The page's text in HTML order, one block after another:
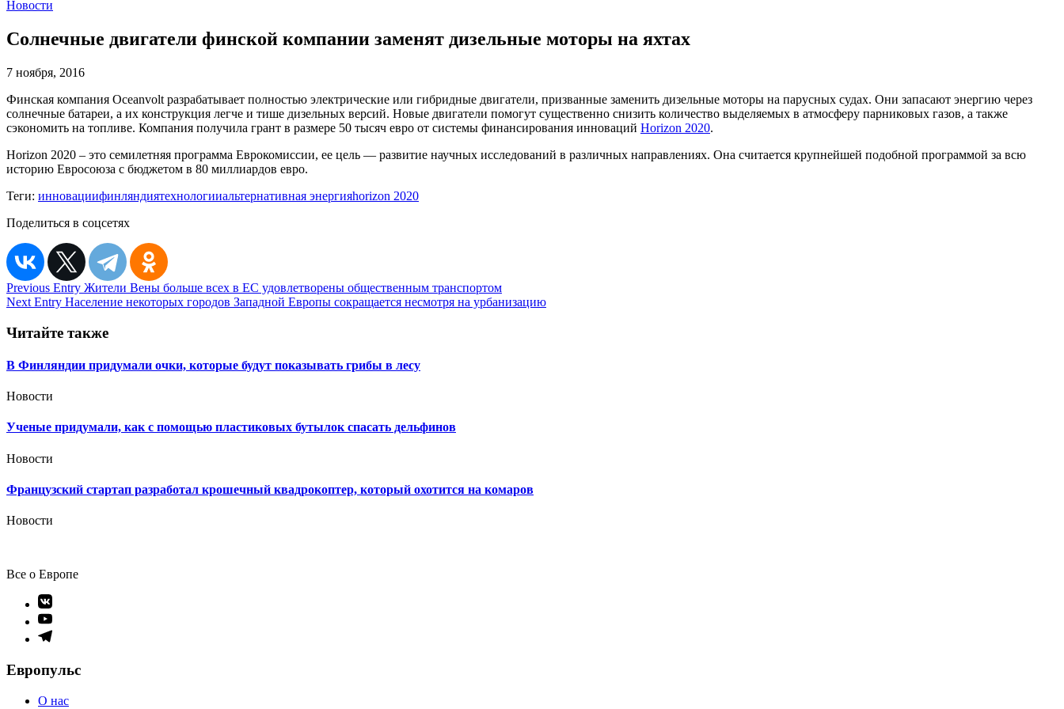
Новости
Солнечные двигатели финской компании заменят дизельные моторы на яхтах
7 ноября, 2016
Финская компания Oceanvolt разрабатывает полностью электрические или гибридные двигатели, призванные заменить дизельные моторы на парусных судах. Они запасают энергию через
солнечные батареи, а их конструкция легче и тише дизельных версий. Новые двигатели помогут существенно снизить количество выделяемых в атмосферу парниковых газов, а также
сэкономить на топливе. Компания получила грант в размере 50 тысяч евро от системы финансирования инноваций Horizon 2020.
Horizon 2020 – это семилетняя программа Еврокомиссии, ее цель — развитие научных исследований в различных направлениях. Она считается крупнейшей подобной программой за всю
историю Евросоюза с бюджетом в 80 миллиардов евро.
Теги: инновациифинляндиятехнологииальтернативная энергияhorizon 2020
Поделиться в соцсетях
Навигация
по
записям
Previous Entry Жители Вены больше всех в ЕС удовлетворены общественным транспортом
Next Entry Население некоторых городов Западной Европы сокращается несмотря на урбанизацию
Читайте также
В Финляндии придумали очки, которые будут показывать грибы в лесу
Новости
Ученые придумали, как с помощью пластиковых бутылок спасать дельфинов
Новости
Французский стартап разработал крошечный квадрокоптер, который охотится на комаров
Новости
Все о Европе
Элемент
меню
Элемент
меню
Элемент
Европульс
О нас